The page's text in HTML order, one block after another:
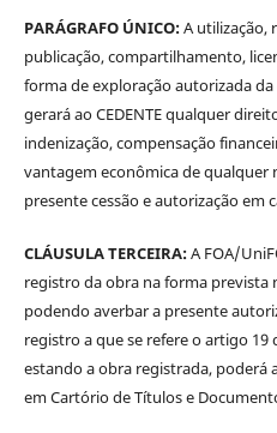
PARÁGRAFO ÚNICO:A utilização,
publicação, compartilhamento,
forma de exploração autorizada
gerará ao CEDENTE qualquer
indenização, compensação
vantagem econômica de qualquer
presente cessão e autorização
CLÁUSULA TERCEIRA:A FOA/
registro da obra na forma prevista
podendo averbar a presente
registro a que se refere o artigo 19
estando a obra registrada, poderá
em Cartório de Títulos e